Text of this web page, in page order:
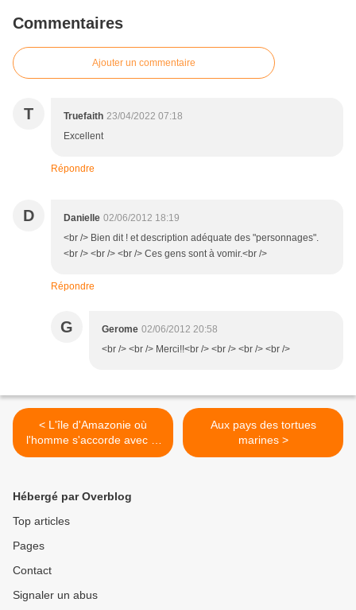
Commentaires
Ajouter un commentaire
T Truefaith 23/04/2022 07:18
Excellent
Répondre
D Danielle 02/06/2012 18:19
<br /> Bien dit ! et description adéquate des "personnages".
<br /> <br /> <br /> Ces gens sont à vomir.<br />
Répondre
G Gerome 02/06/2012 20:58
<br /> <br /> Merci!!<br /> <br /> <br /> <br />
< L'île d'Amazonie où
l'homme s'accorde avec la
nature
Aux pays des tortues
marines >
Hébergé par Overblog
Top articles
Pages
Contact
Signaler un abus